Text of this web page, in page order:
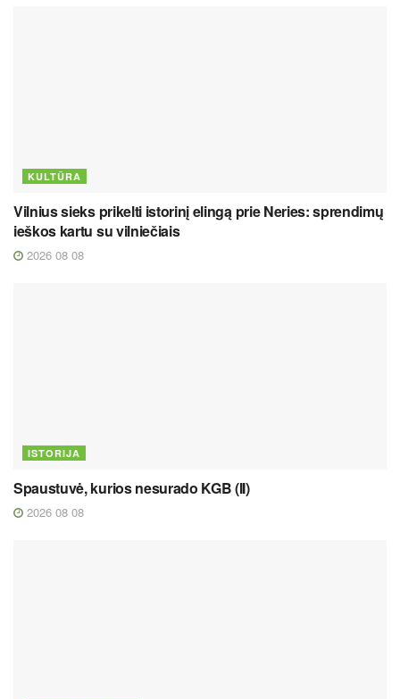
KULTŪRA
Vilnius sieks prikelti istorinį elingą prie Neries: sprendimų
ieškos kartu su vilniečiais
2026 08 08
ISTORIJA
Spaustuvė, kurios nesurado KGB (II)
2026 08 08